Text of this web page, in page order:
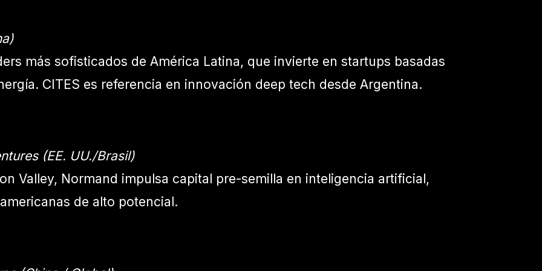
más sofisticados de América Latina, que invierte en startups basadas
CITES es referencia en innovación deep tech desde Argentina.
(EE. UU./Brasil)
Valley, Normand impulsa capital pre-semilla en inteligencia artificial,
de alto potencial.